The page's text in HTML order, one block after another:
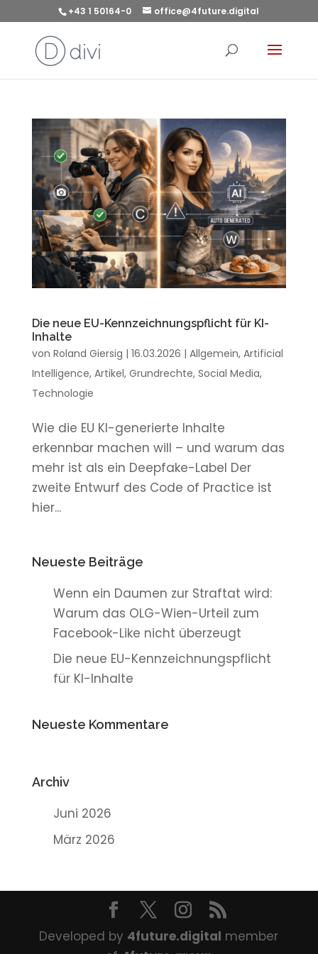
+43 1 50164-0 office@4future.digital
Die neue EU-Kennzeichnungspflicht für KI-
Inhalte
von Roland Giersig | 16.03.2026 | Allgemein, Artificial
Intelligence, Artikel, Grundrechte, Social Media,
Technologie
Wie die EU KI-generierte Inhalte
erkennbar machen will – und warum das
mehr ist als ein Deepfake-Label Der
zweite Entwurf des Code of Practice ist
hier...
Neueste Beiträge
Wenn ein Daumen zur Straftat wird:
Warum das OLG-Wien-Urteil zum
Facebook-Like nicht überzeugt
Die neue EU-Kennzeichnungspflicht
für KI-Inhalte
Neueste Kommentare
Archiv
Juni 2026
März 2026
Developed by 4future.digital member